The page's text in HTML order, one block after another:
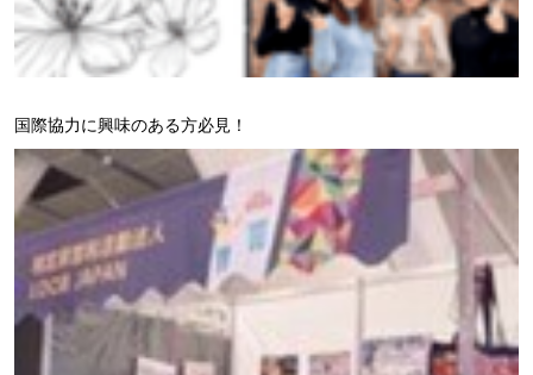
国際協力に興味のある方必見！